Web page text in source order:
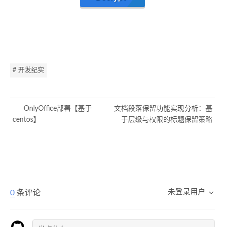
# 开发纪实
OnlyOffice部署【基于
centos】
文档段落保留功能实现分析：基
于层级与权限的标题保留策略
0 条评论 未登录用户